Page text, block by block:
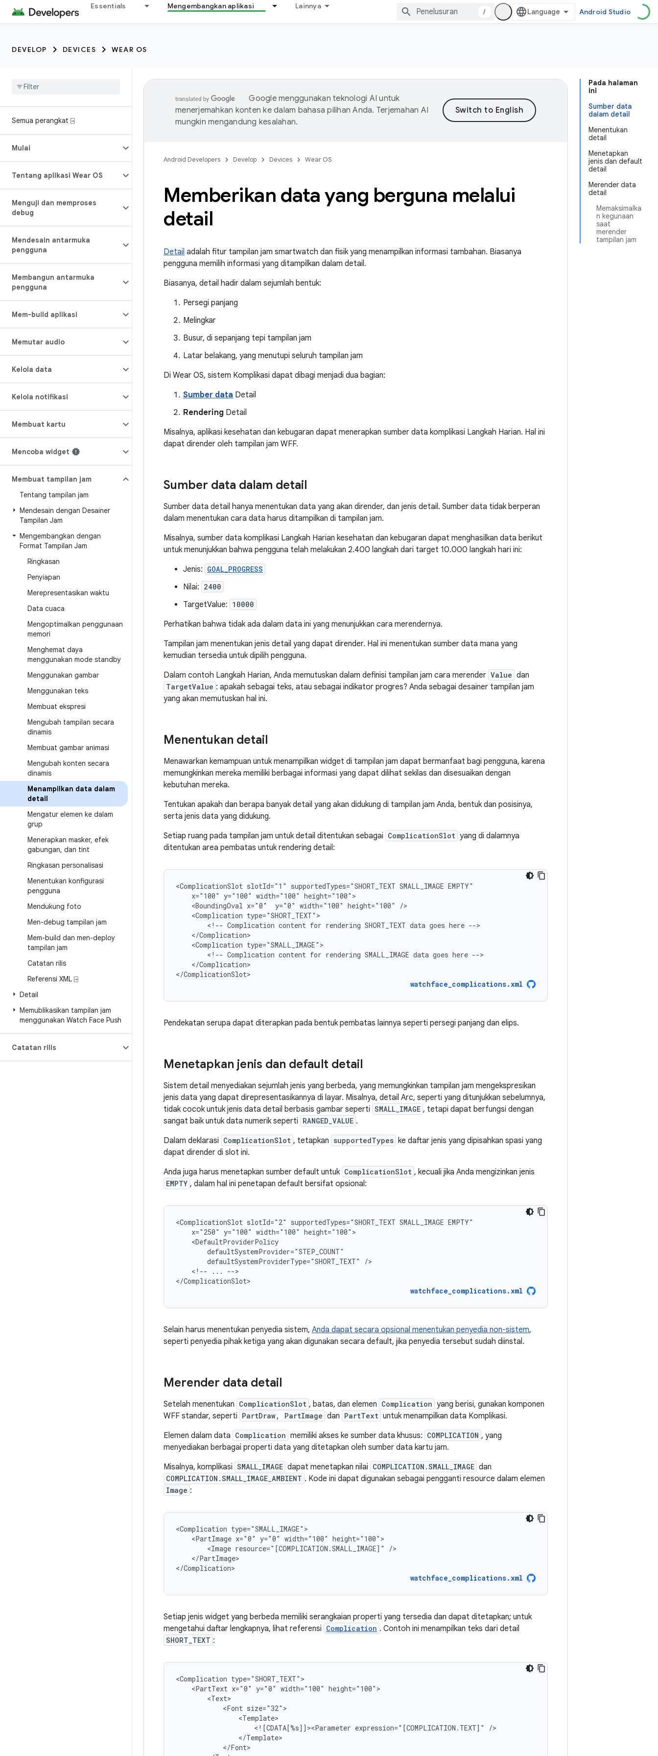
Essentials Mengembangkan aplikasi Lainnya
/ Android Studio
DEVELOP DEVICES WEAR OS
Semua perangkat ⍈
Mulai
Tentang aplikasi Wear OS
Menguji dan memproses
debug
Mendesain antarmuka
pengguna
Membangun antarmuka
pengguna
Mem-build aplikasi
Memutar audio
Kelola data
Kelola notifikasi
Membuat kartu
Mencoba widget
Membuat tampilan jam
Tentang tampilan jam
Mendesain dengan Desainer
Tampilan Jam
Mengembangkan dengan
Format Tampilan Jam
Ringkasan
Penyiapan
Merepresentasikan waktu
Data cuaca
Mengoptimalkan penggunaan
memori
Menghemat daya
menggunakan mode standby
Menggunakan gambar
Menggunakan teks
Membuat ekspresi
Mengubah tampilan secara
dinamis
Membuat gambar animasi
Mengubah konten secara
dinamis
Menampilkan data dalam
detail
Mengatur elemen ke dalam
grup
Menerapkan masker, efek
gabungan, dan tint
Ringkasan personalisasi
Menentukan konfigurasi
pengguna
Mendukung foto
Men-debug tampilan jam
Mem-build dan men-deploy
tampilan jam
Catatan rilis
Referensi XML ⍈
Detail
Memublikasikan tampilan jam
menggunakan Watch Face Push
Catatan rilis
Pada halaman
ini
Sumber data
dalam detail
Menentukan
detail
Menetapkan
jenis dan default
detail
Merender data
detail
Memaksimalka
n kegunaan
saat
merender
tampilan jam
Google menggunakan teknologi AI untuk
menerjemahkan konten ke dalam bahasa pilihan Anda. Terjemahan AI
mungkin mengandung kesalahan.
Android Developers Develop Devices Wear OS
Memberikan data yang berguna melalui
detail
Detail adalah fitur tampilan jam smartwatch dan fisik yang menampilkan informasi tambahan. Biasanya
pengguna memilih informasi yang ditampilkan dalam detail.
Biasanya, detail hadir dalam sejumlah bentuk:
Persegi panjang
Melingkar
Busur, di sepanjang tepi tampilan jam
Latar belakang, yang menutupi seluruh tampilan jam
Di Wear OS, sistem Komplikasi dapat dibagi menjadi dua bagian:
Sumber data Detail
Rendering Detail
Misalnya, aplikasi kesehatan dan kebugaran dapat menerapkan sumber data komplikasi Langkah Harian. Hal ini
dapat dirender oleh tampilan jam WFF.
Sumber data dalam detail
Sumber data detail hanya menentukan data yang akan dirender, dan jenis detail. Sumber data tidak berperan
dalam menentukan cara data harus ditampilkan di tampilan jam.
Misalnya, sumber data komplikasi Langkah Harian kesehatan dan kebugaran dapat menghasilkan data berikut
untuk menunjukkan bahwa pengguna telah melakukan 2.400 langkah dari target 10.000 langkah hari ini:
Jenis: GOAL_PROGRESS
Nilai: 2400
TargetValue: 10000
Perhatikan bahwa tidak ada dalam data ini yang menunjukkan cara merendernya.
Tampilan jam menentukan jenis detail yang dapat dirender. Hal ini menentukan sumber data mana yang
kemudian tersedia untuk dipilih pengguna.
Dalam contoh Langkah Harian, Anda memutuskan dalam definisi tampilan jam cara merender Value dan
TargetValue : apakah sebagai teks, atau sebagai indikator progres? Anda sebagai desainer tampilan jam
yang akan memutuskan hal ini.
Menentukan detail
Menawarkan kemampuan untuk menampilkan widget di tampilan jam dapat bermanfaat bagi pengguna, karena
memungkinkan mereka memiliki berbagai informasi yang dapat dilihat sekilas dan disesuaikan dengan
kebutuhan mereka.
Tentukan apakah dan berapa banyak detail yang akan didukung di tampilan jam Anda, bentuk dan posisinya,
serta jenis data yang didukung.
Setiap ruang pada tampilan jam untuk detail ditentukan sebagai ComplicationSlot yang di dalamnya
ditentukan area pembatas untuk rendering detail:
<ComplicationSlot slotId="1" supportedTypes="SHORT_TEXT SMALL_IMAGE
x="100" y="100" width="100"
<BoundingOval x="0" y="0" width="100" height="100"
<Complication
<!-- Complication content for rendering SHORT_TEXT data goes here
<Complication
<!-- Complication content for rendering SMALL_IMAGE data goes here
</Complication>
</ComplicationSlot>
watchface_complications.xml
Pendekatan serupa dapat diterapkan pada bentuk pembatas lainnya seperti persegi panjang dan elips.
Menetapkan jenis dan default detail
Sistem detail menyediakan sejumlah jenis yang berbeda, yang memungkinkan tampilan jam mengekspresikan
jenis data yang dapat direpresentasikannya di layar. Misalnya, detail Arc, seperti yang ditunjukkan sebelumnya,
tidak cocok untuk jenis data detail berbasis gambar seperti SMALL_IMAGE , tetapi dapat berfungsi dengan
sangat baik untuk data numerik seperti RANGED_VALUE .
Dalam deklarasi ComplicationSlot , tetapkan supportedTypes ke daftar jenis yang dipisahkan spasi yang
dapat dirender di slot ini.
Anda juga harus menetapkan sumber default untuk ComplicationSlot , kecuali jika Anda mengizinkan jenis
EMPTY , dalam hal ini penetapan default bersifat opsional:
<ComplicationSlot slotId="2" supportedTypes="SHORT_TEXT SMALL_IMAGE
x="250" y="100" width="100"
defaultSystemProviderType="SHORT_TEXT"
<!--
...
-->
</ComplicationSlot>
watchface_complications.xml
Selain harus menentukan penyedia sistem, Anda dapat secara opsional menentukan penyedia non-sistem,
seperti penyedia pihak ketiga yang akan digunakan secara default, jika penyedia tersebut sudah diinstal.
Merender data detail
Setelah menentukan ComplicationSlot , batas, dan elemen Complication yang berisi, gunakan komponen
WFF standar, seperti PartDraw, PartImage dan PartText untuk menampilkan data Komplikasi.
Elemen dalam data Complication memiliki akses ke sumber data khusus: COMPLICATION , yang
menyediakan berbagai properti data yang ditetapkan oleh sumber data kartu jam.
Misalnya, komplikasi SMALL_IMAGE dapat menetapkan nilai COMPLICATION.SMALL_IMAGE dan
COMPLICATION.SMALL_IMAGE_AMBIENT . Kode ini dapat digunakan sebagai pengganti resource dalam elemen
Image :
<Complication
<PartImage x="0" y="0" width="100"
<Image resource="[COMPLICATION.SMALL_IMAGE]"
</PartImage>
</Complication>
watchface_complications.xml
Setiap jenis widget yang berbeda memiliki serangkaian properti yang tersedia dan dapat ditetapkan; untuk
mengetahui daftar lengkapnya, lihat referensi Complication . Contoh ini menampilkan teks dari detail
SHORT_TEXT :
<Complication
<PartText x="0" y="0" width="100"
<Font
<![CDATA[%s]]><Parameter expression="[COMPLICATION.TEXT]"